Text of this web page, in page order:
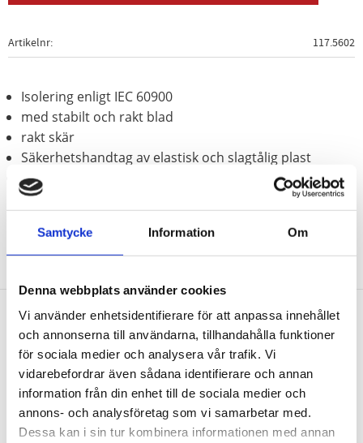
Samtycke Information Om
Denna webbplats använder cookies
Vi använder enhetsidentifierare för att anpassa innehållet
och annonserna till användarna, tillhandahålla funktioner
för sociala medier och analysera vår trafik. Vi
vidarebefordrar även sådana identifierare och annan
information från din enhet till de sociala medier och
annons- och analysföretag som vi samarbetar med.
Dessa kan i sin tur kombinera informationen med annan
Artikelnr 117.5602
Isolering enligt IEC 60900
med stabilt och rakt blad
rakt skär
Säkerhetshandtag av elastisk och slagtålig plast
med skyddskåpa
Nyhetsbrev
PRENUMERERA